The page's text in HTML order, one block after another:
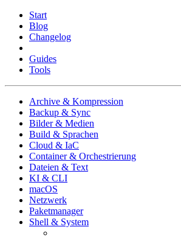
Start
Blog
Changelog
Guides
Tools
Archive & Kompression
Backup & Sync
Bilder & Medien
Build & Sprachen
Cloud & IaC
Container & Orchestrierung
Dateien & Text
KI & CLI
macOS
Netzwerk
Paketmanager
Shell & System